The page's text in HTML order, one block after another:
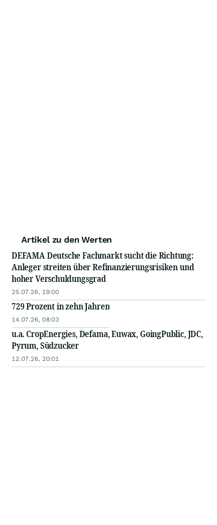
Artikel zu den Werten
DEFAMA Deutsche Fachmarkt sucht die Richtung:
Anleger streiten über Refinanzierungsrisiken und
hoher Verschuldungsgrad
25.07.26, 19:00
729 Prozent in zehn Jahren
14.07.26, 08:03
u.a. CropEnergies, Defama, Euwax, GoingPublic, JDC,
Pyrum, Südzucker
12.07.26, 20:01